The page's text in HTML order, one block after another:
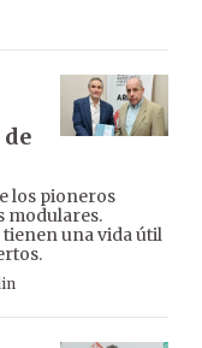
los pioneros
modulares.
una vida útil